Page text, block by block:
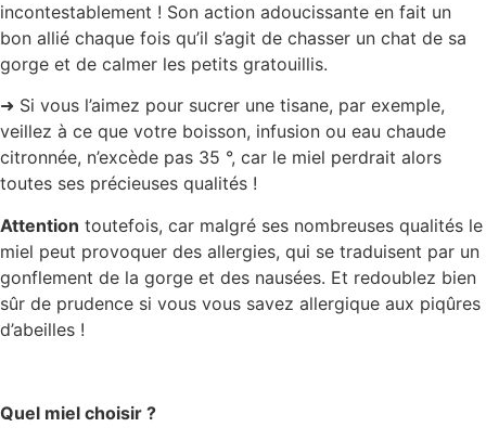
incontestablement ! Son action adoucissante en fait un
bon allié chaque fois qu’il s’agit de chasser un chat de sa
gorge et de calmer les petits gratouillis.
➜ Si vous l’aimez pour sucrer une tisane, par exemple,
veillez à ce que votre boisson, infusion ou eau chaude
citronnée, n’excède pas 35 °, car le miel perdrait alors
toutes ses précieuses qualités !
Attention toutefois, car malgré ses nombreuses qualités le
miel peut provoquer des allergies, qui se traduisent par un
gonflement de la gorge et des nausées. Et redoublez bien
sûr de prudence si vous vous savez allergique aux piqûres
d’abeilles !
Quel miel choisir ?